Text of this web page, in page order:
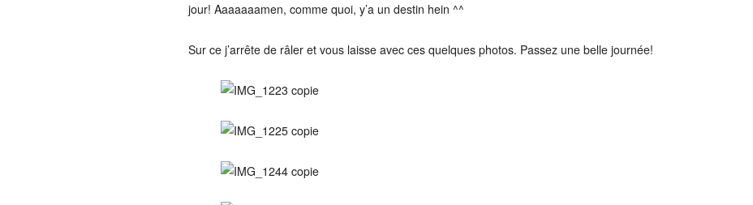
jour! Aaaaaaamen, comme quoi, y’a un destin hein ^^
Sur ce j’arrête de râler et vous laisse avec ces quelques photos. Passez une belle journée!